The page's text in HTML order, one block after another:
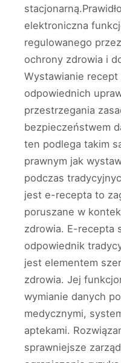
elektroniczna
regulowanego
ochrony zdrowia i
Wystawianie
odpowiednich
przestrzegania
bezpieczeństwem
ten podlega takim
prawnym jak
podczas
jest e-recepta to
poruszane w
zdrowia. E-recepta
odpowiednik
jest elementem
zdrowia. Jej
wymianie danych
medycznymi,
aptekami.
sprawniejsze